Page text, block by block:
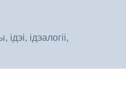
ідэалогіі,